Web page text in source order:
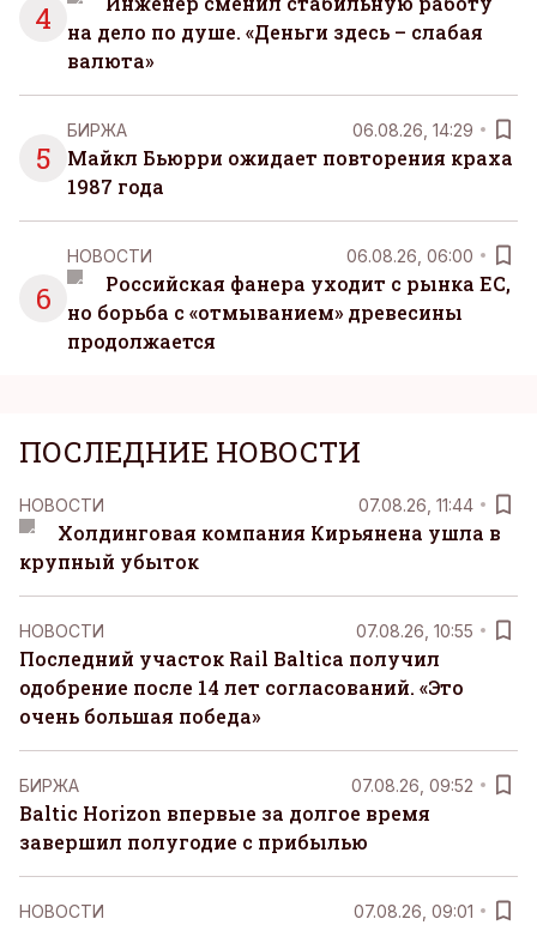
4
на дело по душе. «Деньги здесь – слабая
валюта»
5
БИРЖА 06.08.26, 14:29
Майкл Бьюрри ожидает повторения краха
1987 года
6
НОВОСТИ 06.08.26, 06:00
Российская фанера уходит с рынка ЕС,
но борьба с «отмыванием» древесины
продолжается
ПОСЛЕДНИЕ НОВОСТИ
НОВОСТИ 07.08.26, 11:44
Холдинговая компания Кирьянена ушла в
крупный убыток
НОВОСТИ 07.08.26, 10:55
Последний участок Rail Baltica получил
одобрение после 14 лет согласований. «Это
очень большая победа»
БИРЖА 07.08.26, 09:52
Baltic Horizon впервые за долгое время
завершил полугодие с прибылью
НОВОСТИ 07.08.26, 09:01